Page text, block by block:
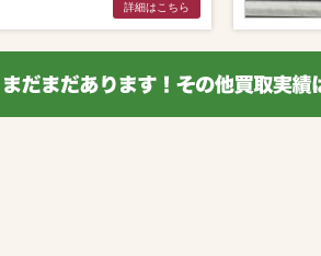
詳細はこちら